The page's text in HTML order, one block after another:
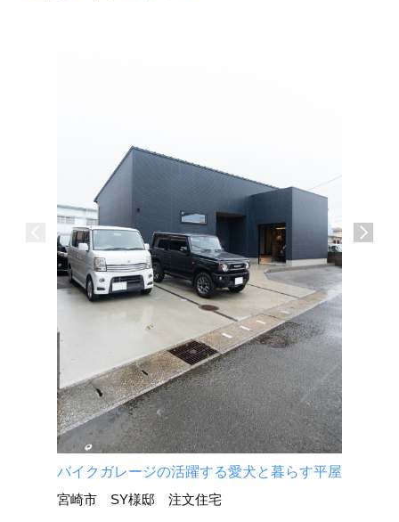
バイクガレージの活躍する愛犬と暮らす平屋
宮崎市 SY様邸 注文住宅